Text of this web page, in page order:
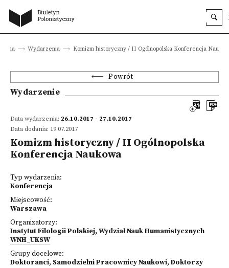
Wydarzenia Komizm historyczny / II Ogólnopolska Konferencja
Powrót
Wydarzenie
Data wydarzenia: 26.10.2017 - 27.10.2017
Data dodania: 19.07.2017
Komizm historyczny / II Ogólnopolska
Konferencja Naukowa
Typ wydarzenia:
Konferencja
Miejscowość:
Warszawa
Organizatorzy:
Instytut Filologii Polskiej, Wydział Nauk Humanistycznych
WNH_UKSW
Grupy docelowe:
Doktoranci, Samodzielni Pracownicy Naukowi, Doktorzy